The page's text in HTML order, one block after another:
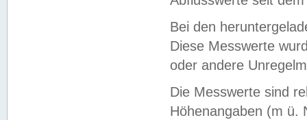
Bei den
Diese Messwerte
oder andere
Die Messwerte sind
Höhenangaben (m ü.